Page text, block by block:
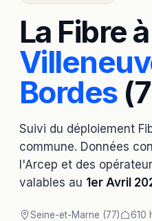
La Fibre à
Bordes
Suivi du déploiement
commune. Données
l'Arcep et des
valables au 1er Avril
Seine-et-Marne (77) 610